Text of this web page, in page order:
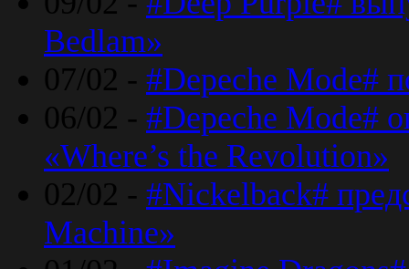
Bedlam»
07/02 - #Depeche Mode#
06/02 - #Depeche Mode#
«Where’s the Revolution»
02/02 - #Nickelback#
Machine»